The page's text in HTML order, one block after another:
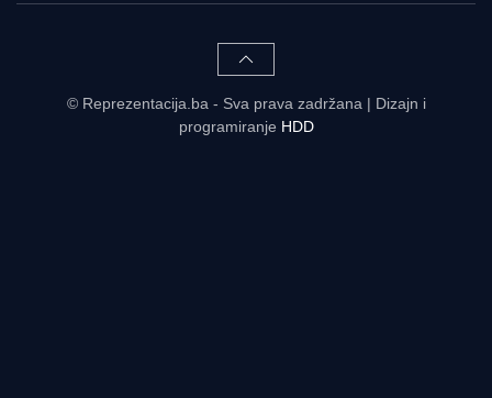
© Reprezentacija.ba - Sva prava zadržana | Dizajn i
programiranje HDD